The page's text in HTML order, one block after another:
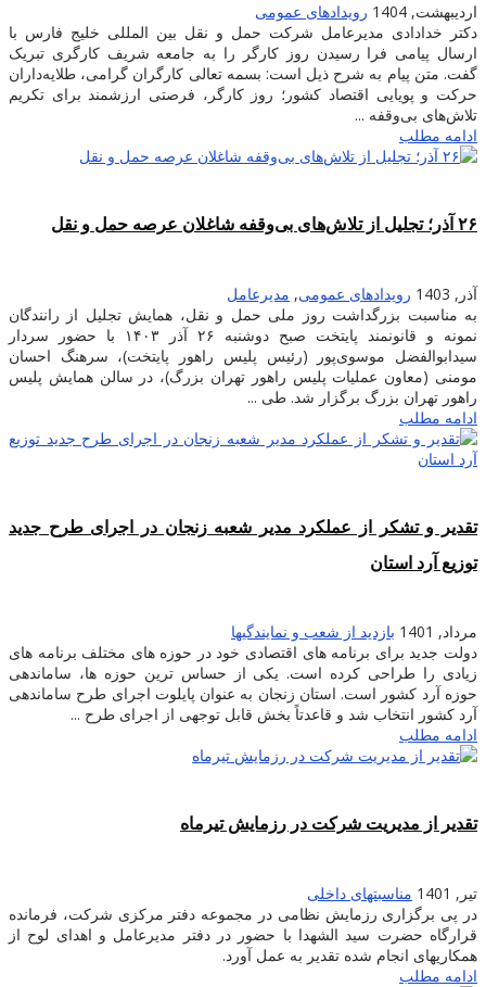
اردیبهشت, 1404
رویدادهای عمومی
دکتر خدادادی مدیرعامل شرکت حمل و نقل بین المللی خلیج فارس با
ارسال پیامی فرا رسیدن روز کارگر را به جامعه شریف کارگری تبریک
گفت. متن پیام به شرح ذیل است: بسمه تعالی کارگران گرامی، طلایه‌داران
حرکت و پویایی اقتصاد کشور؛ روز کارگر، فرصتی ارزشمند برای تکریم
تلاش‌های بی‌وقفه ...
ادامه مطلب
۲۶ آذر؛ تجلیل از تلاش‌های بی‌وقفه شاغلان عرصه حمل و نقل
آذر, 1403 رویدادهای عمومی, مدیرعامل
به مناسبت بزرگداشت روز ملی حمل و نقل، همایش تجلیل از رانندگان
نمونه و قانونمند پایتخت صبح دوشنبه ۲۶ آذر ۱۴۰۳ با حضور سردار
سیدابوالفضل موسوی‌پور (رئیس پلیس راهور پایتخت)، سرهنگ احسان
مومنی (معاون عملیات پلیس راهور تهران بزرگ)، در سالن همایش پلیس
راهور تهران بزرگ برگزار شد. طی ...
ادامه مطلب
تقدیر و تشکر از عملکرد مدیر شعبه زنجان در اجرای طرح جدید
توزیع آرد استان
مرداد, 1401
بازدید از شعب و نمایندگیها
دولت جدید برای برنامه های اقتصادی خود در حوزه های مختلف برنامه های
زیادی را طراحی کرده است. یکی از حساس ترین حوزه ها، ساماندهی
حوزه آرد کشور است. استان زنجان به عنوان پایلوت اجرای طرح ساماندهی
آرد کشور انتخاب شد و قاعدتاً بخش قابل توجهی از اجرای طرح ...
ادامه مطلب
تقدیر از مدیریت شرکت در رزمایش تیرماه
تیر, 1401
مناسبتهای داخلی
در پی برگزاری رزمایش نظامی در مجموعه دفتر مرکزی شرکت، فرمانده
قرارگاه حضرت سید الشهدا با حضور در دفتر مدیرعامل و اهدای لوح از
همکاریهای انجام شده تقدیر به عمل آورد.
ادامه مطلب